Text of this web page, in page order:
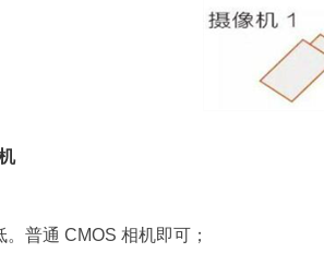
普通 CMOS 相机即可；